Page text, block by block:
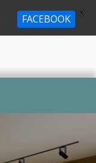
FACEBOOK
X